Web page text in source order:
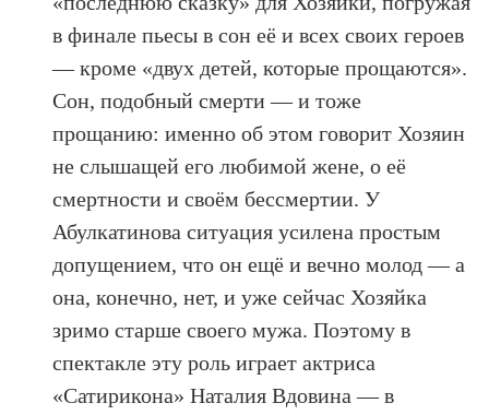
в финале пьесы в сон её и всех своих героев
— кроме «двух детей, которые прощаются».
Сон, подобный смерти — и тоже
прощанию: именно об этом говорит Хозяин
не слышащей его любимой жене, о её
смертности и своём бессмертии. У
Абулкатинова ситуация усилена простым
допущением, что он ещё и вечно молод — а
она, конечно, нет, и уже сейчас Хозяйка
зримо старше своего мужа. Поэтому в
спектакле эту роль играет актриса
«Сатирикона» Наталия Вдовина — в